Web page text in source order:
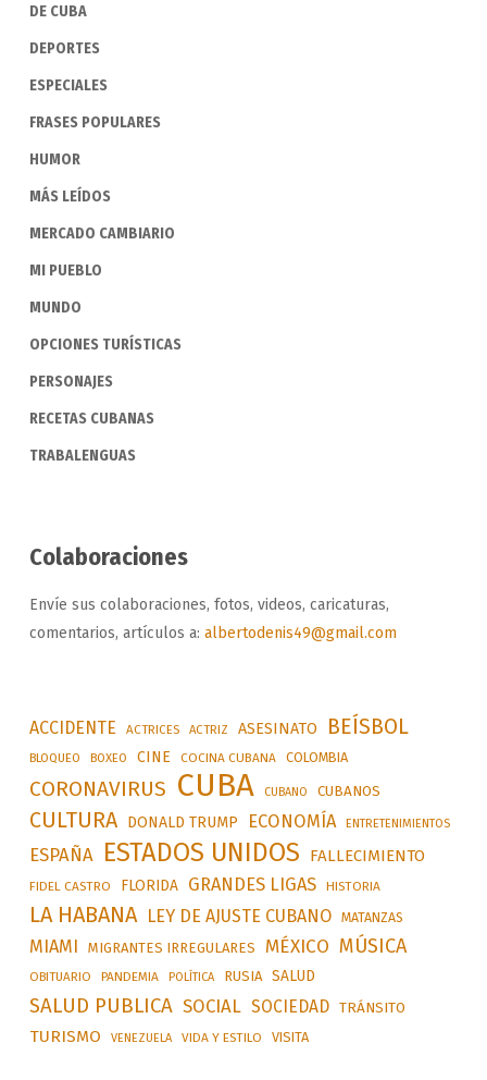
DE CUBA
DEPORTES
ESPECIALES
FRASES POPULARES
HUMOR
MÁS LEÍDOS
MERCADO CAMBIARIO
MI PUEBLO
MUNDO
OPCIONES TURÍSTICAS
PERSONAJES
RECETAS CUBANAS
TRABALENGUAS
Colaboraciones
Envíe sus colaboraciones, fotos, videos, caricaturas,
comentarios, artículos a: albertodenis49@gmail.com
ACCIDENTE ACTRICES ACTRIZ ASESINATO BEÍSBOL
BLOQUEO BOXEO CINE COCINA CUBANA COLOMBIA
CORONAVIRUS CUBA CUBANO CUBANOS
CULTURA DONALD TRUMP ECONOMÍA ENTRETENIMIENTOS
ESPAÑA ESTADOS UNIDOS FALLECIMIENTO
FIDEL CASTRO FLORIDA GRANDES LIGAS HISTORIA
LA HABANA LEY DE AJUSTE CUBANO MATANZAS
MIAMI MIGRANTES IRREGULARES MÉXICO MÚSICA
OBITUARIO PANDEMIA POLÍTICA RUSIA SALUD
SALUD PUBLICA SOCIAL SOCIEDAD TRÁNSITO
TURISMO VENEZUELA VIDA Y ESTILO VISITA